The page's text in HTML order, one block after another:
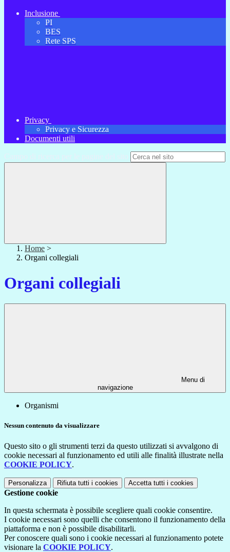
Inclusione
PI
BES
Rete SPS
Privacy
Privacy e Sicurezza
Documenti utili
Campo di ricerca per le pagine del sito
Home >
Organi collegiali
Organi collegiali
Menu di
navigazione
Organismi
Nessun contenuto da visualizzare
Questo sito o gli strumenti terzi da questo utilizzati si avvalgono di
cookie necessari al funzionamento ed utili alle finalità illustrate nella
COOKIE POLICY.
Personalizza Rifiuta tutti i cookies Accetta tutti i cookies
Gestione cookie
In questa schermata è possibile scegliere quali cookie consentire.
I cookie necessari sono quelli che consentono il funzionamento della
piattaforma e non è possibile disabilitarli.
Per conoscere quali sono i cookie necessari al funzionamento potete
visionare la COOKIE POLICY.